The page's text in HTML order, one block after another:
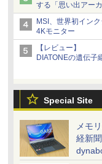
する「思い出アー
MSI、世界初イン
4Kモニター
【レビュー】
DIATONEの遺伝子
い“惚れる音
Special Site
メモ
経新